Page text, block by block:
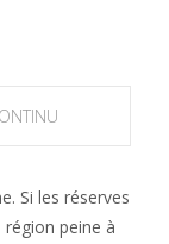
Si les réserves
peine à